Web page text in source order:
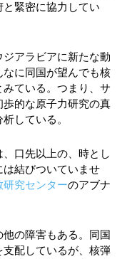
緊密に協力してい
アラビアに新たな動
に同国が望んでも核
ている。つまり、サ
的な原子力研究の真
している。
、口先以上の、時とし
結びついていませ
研究センターのアブナ
の障害もある。同国
配しているが、核弾